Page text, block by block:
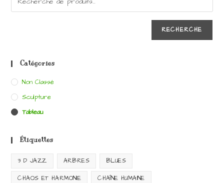
RECHERCHE
Catégories
Non Classé
Sculpture
Tableau
Étiquettes
3 D JAZZ ARBRES BLUES
CHAOS ET HARMONIE CHAÎNE HUMAINE